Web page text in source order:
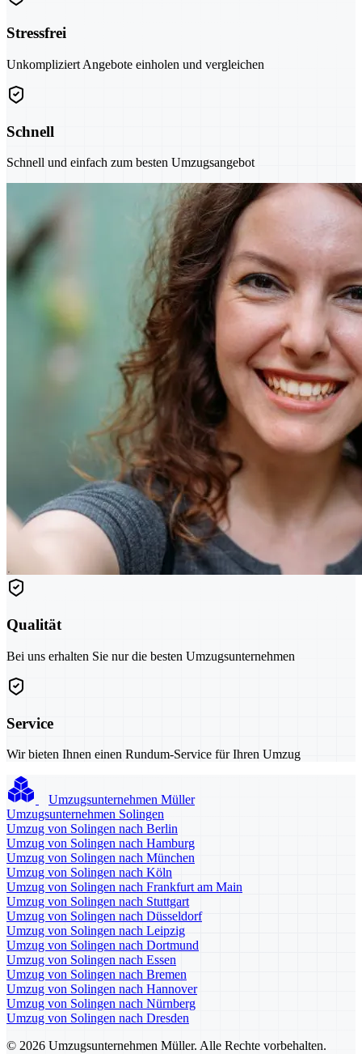
Stressfrei
Unkompliziert Angebote einholen und vergleichen
Schnell
Schnell und einfach zum besten Umzugsangebot
Qualität
Bei uns erhalten Sie nur die besten Umzugsunternehmen
Service
Wir bieten Ihnen einen Rundum-Service für Ihren Umzug
Umzugsunternehmen Müller
Umzugsunternehmen Solingen
Umzug von Solingen nach Berlin
Umzug von Solingen nach Hamburg
Umzug von Solingen nach München
Umzug von Solingen nach Köln
Umzug von Solingen nach Frankfurt am Main
Umzug von Solingen nach Stuttgart
Umzug von Solingen nach Düsseldorf
Umzug von Solingen nach Leipzig
Umzug von Solingen nach Dortmund
Umzug von Solingen nach Essen
Umzug von Solingen nach Bremen
Umzug von Solingen nach Hannover
Umzug von Solingen nach Nürnberg
Umzug von Solingen nach Dresden
© 2026 Umzugsunternehmen Müller. Alle Rechte vorbehalten.